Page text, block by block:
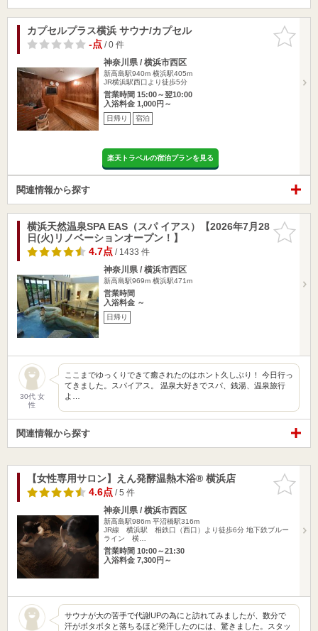
お気に入
りに追加
カプセルプラス横浜 サウナ/カプセル
-点/ 0 件
神奈川県 / 横浜市西区
新高島駅940m 横浜駅405m
JR横浜駅西口より徒歩5分
営業時間 15:00～翌10:00
入浴料金 1,000円～
日帰り 宿泊
楽天トラベルの宿泊プランを見る
関連情報から探す
お気に入
りに追加
横浜天然温泉SPA EAS（スパ イアス）【2026年7月28
日(火)リノベーションオープン！】
4.7点/ 1433 件
神奈川県 / 横浜市西区
新高島駅969m 横浜駅471m
営業時間
入浴料金 ～
日帰り
30代 女
性
ここまでゆっくりできて癒されたのはホント久しぶり！ 今日行っ
てきました。スパイアス。 温泉大好きでスパ、銭湯、温泉旅行
よ…
関連情報から探す
お気に入
りに追加
【女性専用サロン】えん発酵温熱木浴® 横浜店
4.6点/ 5 件
神奈川県 / 横浜市西区
新高島駅986m 平沼橋駅316m
JR線 横浜駅 相鉄口（西口）より徒歩6分 地下鉄ブルー
ライン 横…
営業時間 10:00～21:30
入浴料金 7,300円～
サウナが大の苦手で代謝UPの為にと訪れてみましたが、数分で
汗がボタボタと落ちるほど発汗したのには、驚きました。スタッ